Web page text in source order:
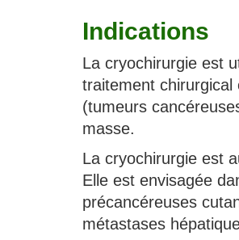
Indications
La cryochirurgie est
traitement
(tumeurs
masse.
La cryochirurgie est
Elle est envisagée
précancéreuses
métastases